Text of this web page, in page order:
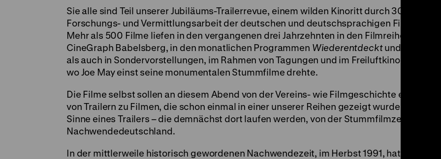
Sie alle sind Teil unserer Jubiläums-Trailerrevue, einem wilden Kinoritt durch 30 Jahre
Forschungs- und Vermittlungsarbeit der deutschen und deutschsprachigen
Mehr als 500 Filme liefen in den vergangenen drei Jahrzehnten in den Filmreihen von
CineGraph Babelsberg, in den monatlichen Programmen Wiederentdecktund
als auch in Sondervorstellungen, im Rahmen von Tagungen und im Freiluftkino in
wo Joe May einst seine monumentalen Stummfilme drehte.
Die Filme selbst sollen an diesem Abend von der Vereins- wie Filmgeschichte erzählen,
von Trailern zu Filmen, die schon einmal in einer unserer Reihen gezeigt wurden, oder –
Sinne eines Trailers – die demnächst dort laufen werden, von der Stummfilmzeit bis ins
Nachwendedeutschland.
In der mittlerweile historisch gewordenen Nachwendezeit, im Herbst 1991, hatten sich